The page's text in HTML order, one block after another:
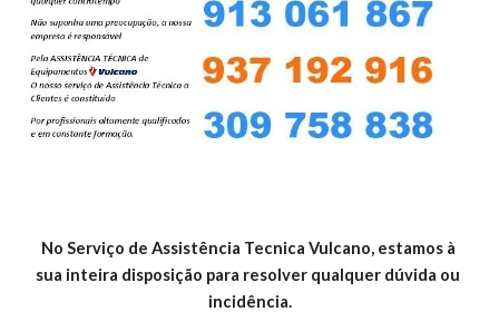
No Serviço de Assistência Tecnica Vulcano, estamos à
sua inteira disposição para resolver qualquer dúvida ou
incidência.